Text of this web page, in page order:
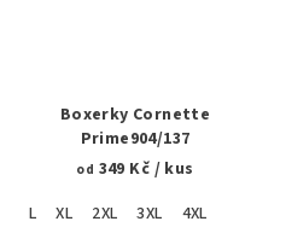
Boxerky Cornette
Prime904/137
od 349 Kč / kus
L
XL 2XL 3XL
4XL